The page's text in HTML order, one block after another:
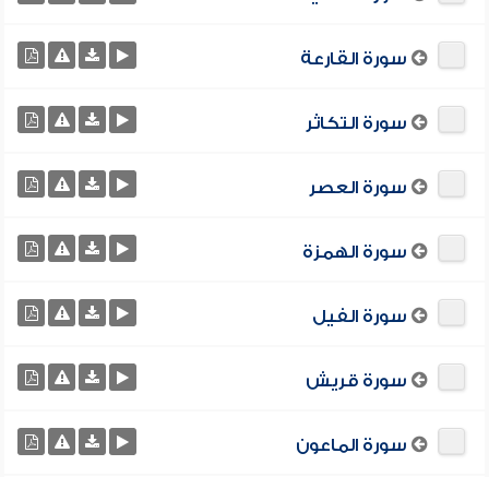
سورة القارعة
سورة التكاثر
سورة العصر
سورة الهمزة
سورة الفيل
سورة قريش
سورة الماعون